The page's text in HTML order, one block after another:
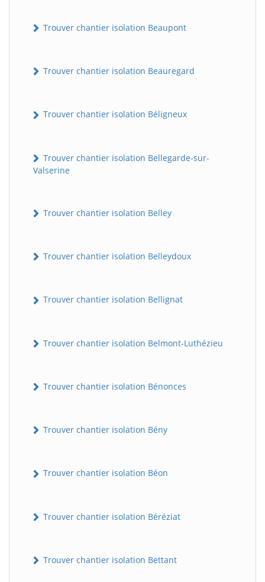
Trouver chantier isolation Beaupont
Trouver chantier isolation Beauregard
Trouver chantier isolation Béligneux
Trouver chantier isolation Bellegarde-sur-
Valserine
Trouver chantier isolation Belley
Trouver chantier isolation Belleydoux
Trouver chantier isolation Bellignat
Trouver chantier isolation Belmont-Luthézieu
Trouver chantier isolation Bénonces
Trouver chantier isolation Bény
Trouver chantier isolation Béon
Trouver chantier isolation Béréziat
Trouver chantier isolation Bettant